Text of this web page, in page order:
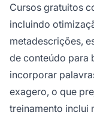
Cursos gratuitos
incluindo
metadescrições,
de conteúdo para
incorporar
exagero, o que
treinamento inclui